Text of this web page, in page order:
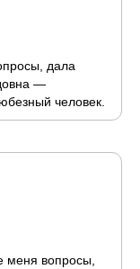
дала
—
человек.
меня вопросы,